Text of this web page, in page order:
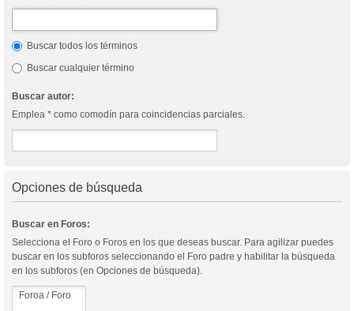
Buscar todos los términos
Buscar cualquier término
Buscar autor:
Emplea * como comodín para coincidencias parciales.
Opciones de búsqueda
Buscar en Foros:
Selecciona el Foro o Foros en los que deseas buscar. Para agilizar puedes
buscar en los subforos seleccionando el Foro padre y habilitar la búsqueda
en los subforos (en Opciones de búsqueda).